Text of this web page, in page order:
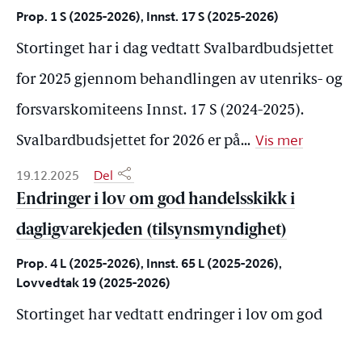
Prop. 1 S (2025-2026), Innst. 17 S (2025-2026)
Stortinget har i dag vedtatt Svalbardbudsjettet
for 2025 gjennom behandlingen av utenriks- og
forsvarskomiteens Innst. 17 S (2024-2025).
Svalbardbudsjettet for 2026 er på... Vis mer
19.12.2025
Del
Endringer i lov om god handelsskikk i
dagligvarekjeden (tilsynsmyndighet)
Prop. 4 L (2025-2026), Innst. 65 L (2025-2026),
Lovvedtak 19 (2025-2026)
Stortinget har vedtatt endringer i lov om god